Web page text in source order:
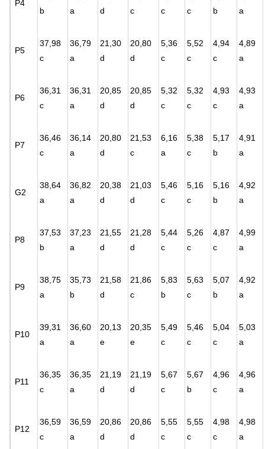
P4
b
a
d
c
c
c
b
a
P5
37,98
c
36,79
a
21,30
d
20,80
d
5,36
c
5,52
c
4,94
c
4,89
a
P6
36,31
c
36,31
a
20,85
d
20,85
d
5,32
c
5,32
c
4,93
c
4,93
a
P7
36,46
c
36,14
a
20,80
d
21,53
c
6,16
a
5,38
c
5,17
b
4,91
a
G2
38,64
a
36,82
a
20,38
d
21,03
d
5,46
c
5,16
c
5,16
b
4,92
a
P8
37,53
b
37,23
a
21,55
d
21,28
d
5,44
c
5,26
c
4,87
c
4,99
a
P9
38,75
a
35,73
b
21,58
d
21,86
c
5,83
b
5,63
c
5,07
b
4,92
a
P10
39,31
a
36,60
a
20,13
e
20,35
e
5,49
c
5,46
c
5,04
c
5,03
a
P11
36,35
c
36,35
a
21,19
d
21,19
d
5,67
c
5,67
b
4,96
c
4,96
a
P12
36,59
c
36,59
a
20,86
d
20,86
d
5,55
c
5,55
c
4,98
c
4,98
a